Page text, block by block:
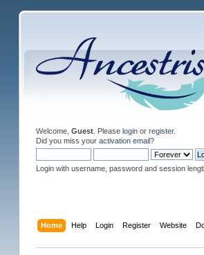
Welcome, Guest. Please loginor register.
Did you miss your activation email?
Login with username, password and session
Home Help Login Register Website